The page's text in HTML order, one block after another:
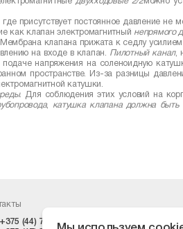
присутствует постоянное давление не
как клапан электромагнитный непрямого
клапана прижата к седлу
на входе в клапан. Пилотный канал,
напряжения на соленоидную
пространстве. Из-за разницы
катушки.
. Для соблюдения этих условий на
,
катушка клапана должна быть
+375 (44) 74-555-73